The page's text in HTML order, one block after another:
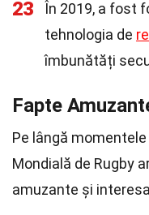
23
În 2019, a fost
tehnologia de
îmbunătăți
Fapte
Pe lângă
Mondială de Rugby
amuzante și